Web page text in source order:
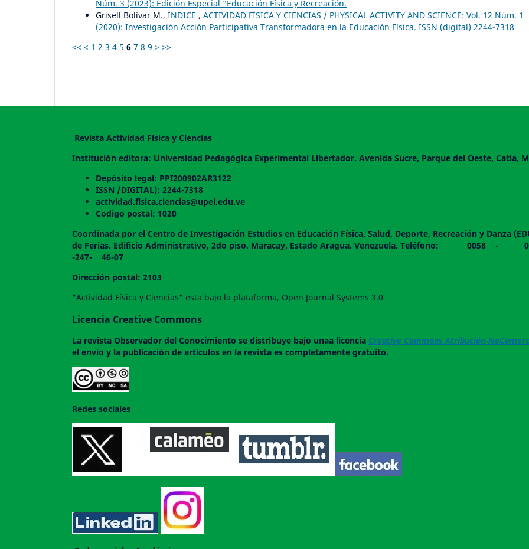
Núm. 3 (2023): Edición Especial “Educación Física y Recreación.
Grisell Bolívar M., ÍNDICE , ACTIVIDAD FÍSICA Y CIENCIAS / PHYSICAL ACTIVITY AND SCIENCE: Vol. 12 Núm. 1
(2020): Investigación Acción Participativa Transformadora en la Educación Física. ISSN (digital) 2244-7318
<< < 1 2 3 4 5 6 7 8 9 > >>
Revista Actividad Física y Ciencias
Institución editora: Universidad Pedagógica Experimental Libertador. Avenida Sucre, Parque del Oeste, Catia,
Depósito legal: PPI200902AR3122
ISSN /DIGITAL): 2244-7318
actividad.fisica.ciencias@upel.edu.ve
Codigo postal: 1020
Coordinada por el Centro de Investigación Estudios en Educación Física, Salud, Deporte, Recreación y Danza
de Ferias. Edificio Administrativo, 2do piso. Maracay, Estado Aragua. Venezuela. Teléfono:
-247- 46-07
Dirección postal: 2103
"Actividad Física y Ciencias" esta bajo la plataforma, Open Journal Systems 3.0
Licencia Creative Commons
La revista Observador del Conocimiento se distribuye bajo unaa licencia Creative Commons Atribución-
el envío y la publicación de artículos en la revista es completamente gratuito.
Redes sociales